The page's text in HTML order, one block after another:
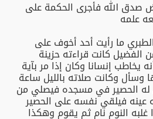
صدق الله فأجرى الحكمة على
علمه
ما رأيت أحد أخوف على
كانت قراءته حزينة
إنسانا وكان إذا مر بآية
وسأل وكانت صلاته بالليل ساعة
له الحصير في مسجده فيصلي من
عينه فيلقي نفسه على الحصير
غلبه النوم نام ثم يقوم وهكذا